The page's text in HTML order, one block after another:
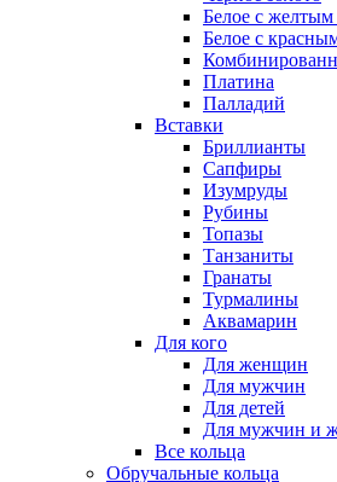
Белое с желтым
Белое с
Платина
Палладий
Вставки
Бриллианты
Сапфиры
Изумруды
Рубины
Топазы
Танзаниты
Гранаты
Турмалины
Аквамарин
Для кого
Для женщин
Для мужчин
Для детей
Для мужчин и
Все кольца
Обручальные кольца